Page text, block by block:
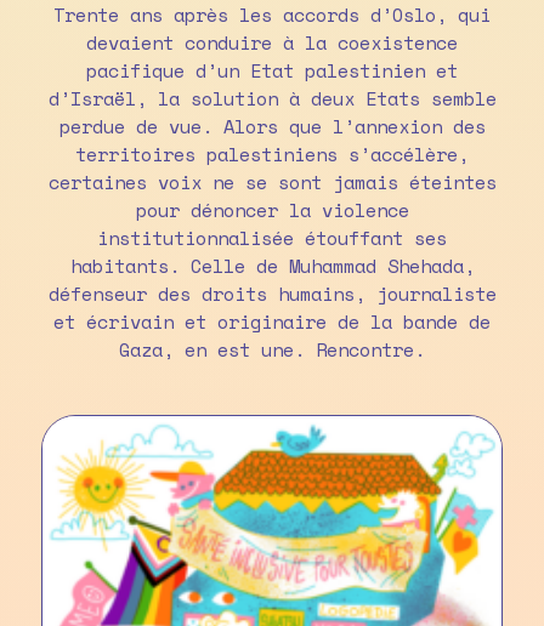
Trente ans après les accords d’Oslo, qui
devaient conduire à la coexistence
pacifique d’un Etat palestinien et
d’Israël, la solution à deux Etats semble
perdue de vue. Alors que l’annexion des
territoires palestiniens s’accélère,
certaines voix ne se sont jamais éteintes
pour dénoncer la violence
institutionnalisée étouffant ses
habitants. Celle de Muhammad Shehada,
défenseur des droits humains, journaliste
et écrivain et originaire de la bande de
Gaza, en est une. Rencontre.